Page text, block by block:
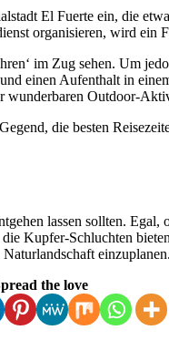
El Fuerte ein, die
organisieren, wird ein
im Zug sehen. Um
einen Aufenthalt in
wunderbaren Outdoor-
die besten
lassen sollten. Egal,
Kupfer-Schluchten
einzuplanen.
the love